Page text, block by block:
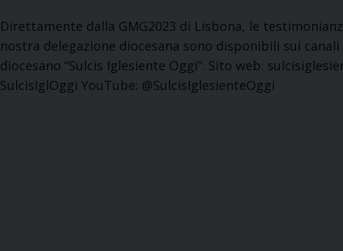
Direttamente dalla GMG2023 di Lisbona, le
nostra delegazione diocesana sono disponibili sui
diocesano “Sulcis Iglesiente Oggi”. Sito web:
SulcisIglOggi YouTube: @SulcisIglesienteOggi